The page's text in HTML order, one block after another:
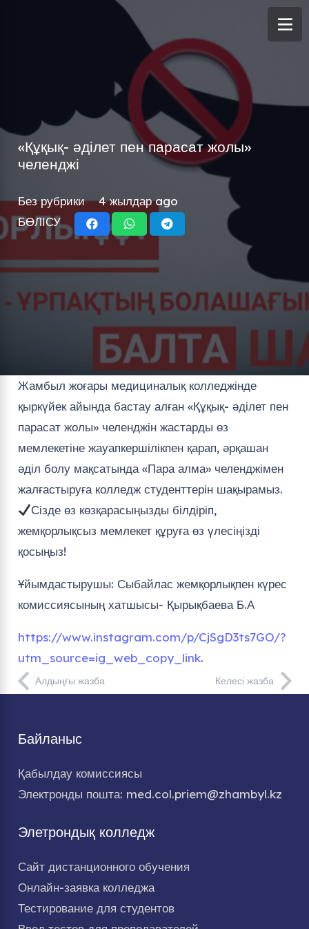
«Құқық- әділет пен парасат жолы»
челенджі
Без рубрики
4 жылдар ago
БӨЛІСУ
Жамбыл жоғары медициналық колледжінде
қыркүйек айында бастау алған «Құқық- әділет пен
парасат жолы» челенджін жастарды өз
мемлекетіне жауапкершілікпен қарап, әрқашан
әділ болу мақсатында «Пара алма» челенджімен
жалғастыруға колледж студенттерін шақырамыз.
Сізде өз көзқарасыңызды білдіріп,
жемқорлықсыз мемлекет құруға өз үлесіңізді
қосыңыз!
Ұйымдастырушы: Сыбайлас жемқорлықпен күрес
комиссиясының хатшысы- Қырықбаева Б.А
https://www.instagram.com/p/CjSgD3ts7GO/?
utm_source=ig_web_copy_link.
Алдыңғы жазба Келесі жазба
Байланыс
Қабылдау комиссиясы
Электронды пошта: med.col.priem@zhambyl.kz
Элетрондық колледж
Сайт дистанционного обучения
Онлайн-заявка колледжа
Тестирование для студентов